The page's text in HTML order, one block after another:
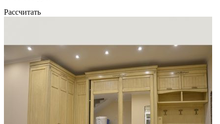
Рассчитать